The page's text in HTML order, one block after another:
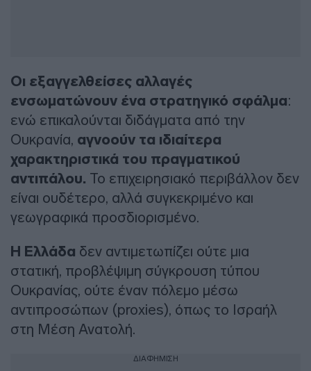
Οι εξαγγελθείσες αλλαγές
ενσωματώνουν ένα στρατηγικό σφάλμα:
ενώ επικαλούνται διδάγματα από την
Ουκρανία, αγνοούν τα ιδιαίτερα
χαρακτηριστικά του πραγματικού
αντιπάλου. Το επιχειρησιακό περιβάλλον δεν
είναι ουδέτερο, αλλά συγκεκριμένο και
γεωγραφικά προσδιορισμένο.
Η Ελλάδα δεν αντιμετωπίζει ούτε μια
στατική, προβλέψιμη σύγκρουση τύπου
Ουκρανίας, ούτε έναν πόλεμο μέσω
αντιπροσώπων (proxies), όπως το Ισραήλ
στη Μέση Ανατολή.
ΔΙΑΦΗΜΙΣΗ